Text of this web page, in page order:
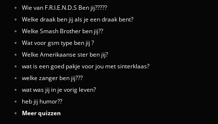
Wie van F.R.I.E.N.D.S Ben jij?????
Welke draak ben jij als je een draak bent?
Welke Smash Brother ben jij??
Wat voor gsm type ben jij ?
Welke Amerikaanse ster ben jij?
wat is een goed pakje voor jou met sinterklaas?
welke zanger ben jij???
wat was jij in je vorig leven?
heb jij humor??
Meer quizzen